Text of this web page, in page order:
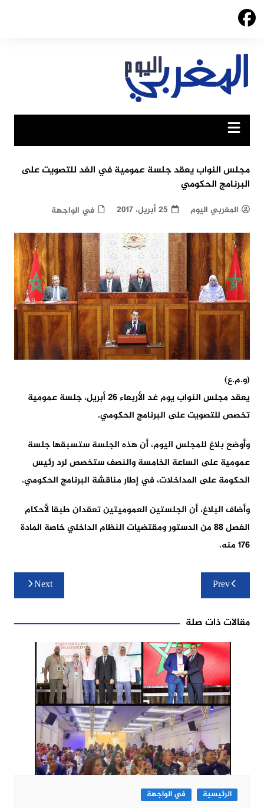
Skip
مجلس النواب يعقد جلسة عمومية في الغد للتصويت على
البرنامج الحكومي
المغربي اليوم 25 أبريل، 2017 في الواجهة
(و.م.ع)
يعقد مجلس النواب يوم غد الأربعاء 26 أبريل، جلسة عمومية
تخصص للتصويت على البرنامج الحكومي.
وأوضح بلاغ للمجلس اليوم، أن هذه الجلسة ستسبقها جلسة
عمومية على الساعة الخامسة والنصف ستخصص لرد رئيس
الحكومة على المداخلات، في إطار مناقشة البرنامج الحكومي.
وأضاف البلاغ، أن الجلستين العموميتين تعقدان طبقا لأحكام
الفصل 88 من الدستور ومقتضيات النظام الداخلي خاصة المادة
176 منه.
تصفّح
المقالات
Prev
Next
مقالات ذات صلة
الرئيسية في الواجهة